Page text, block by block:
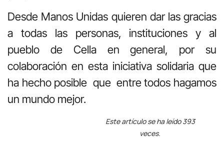
Desde Manos Unidas quieren dar las gracias
a todas las personas, instituciones y al
pueblo de Cella en general, por su
colaboración en esta iniciativa solidaria que
ha hecho posible que entre todos hagamos
un mundo mejor.
Este artículo se ha leído 393
veces.